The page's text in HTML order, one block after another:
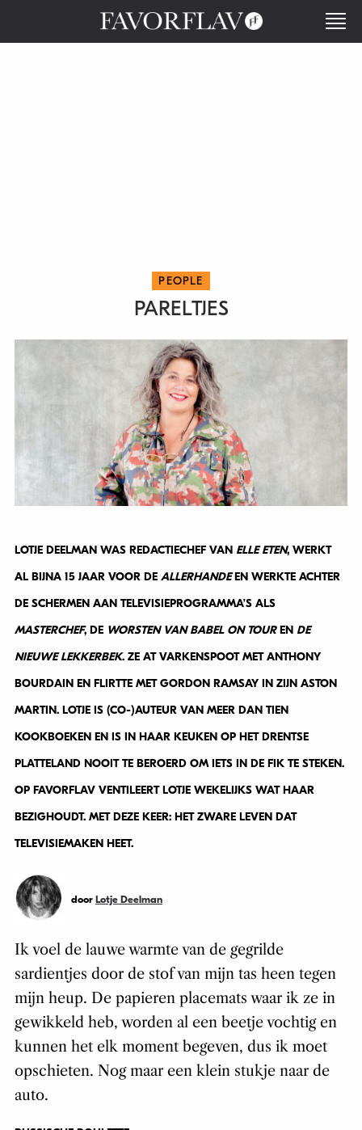
PEOPLE
PARELTJES
LOTJE DEELMAN WAS REDACTIECHEF VAN ELLE ETEN, WERKT
AL BIJNA 15 JAAR VOOR DE ALLERHANDEEN WERKTE ACHTER
DE SCHERMEN AAN TELEVISIEPROGRAMMA’S ALS
MASTERCHEF, DE WORSTEN VAN BABEL ON TOUREN DE
NIEUWE LEKKERBEK. ZE AT VARKENSPOOT MET ANTHONY
BOURDAIN EN FLIRTTE MET GORDON RAMSAY IN ZIJN ASTON
MARTIN. LOTJE IS (CO-)AUTEUR VAN MEER DAN TIEN
KOOKBOEKEN EN IS IN HAAR KEUKEN OP HET DRENTSE
PLATTELAND NOOIT TE BEROERD OM IETS IN DE FIK TE STEKEN.
OP FAVORFLAV VENTILEERT LOTJE WEKELIJKS WAT HAAR
BEZIGHOUDT. MET DEZE KEER: HET ZWARE LEVEN DAT
TELEVISIEMAKEN HEET.
door Lotje Deelman
Ik voel de lauwe warmte van de gegrilde
sardientjes door de stof van mijn tas heen tegen
mijn heup. De papieren placemats waar ik ze in
gewikkeld heb, worden al een beetje vochtig en
kunnen het elk moment begeven, dus ik moet
opschieten. Nog maar een klein stukje naar de
auto.